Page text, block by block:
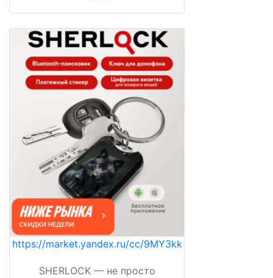
https://market.yandex.ru/cc/9MY3kk
SHERLOCK — не просто